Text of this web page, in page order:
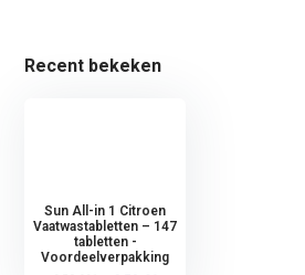
Recent bekeken
Sun All-in 1 Citroen
Vaatwastabletten – 147
tabletten -
Voordeelverpakking